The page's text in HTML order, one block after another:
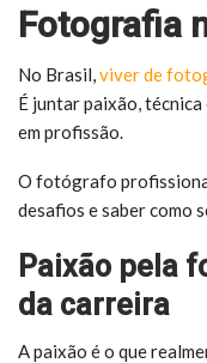
Fotografia
No Brasil,viver de
É juntar paixão,
em profissão.
O fotógrafo
desafios e saber como
Paixão pela
da carreira
A paixão é o que